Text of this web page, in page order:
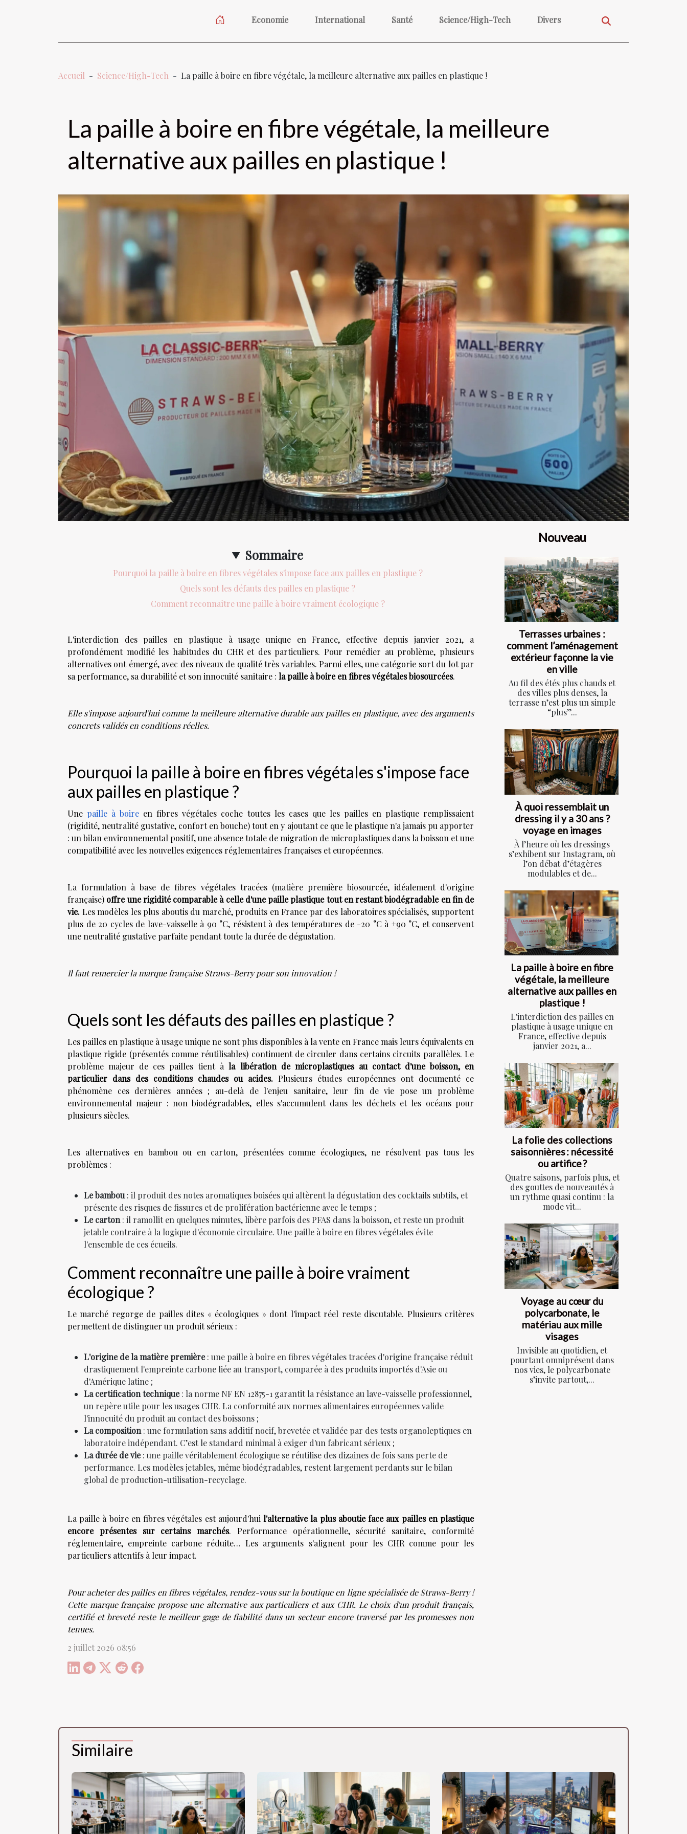
Economie International Santé Science/High-Tech Divers
Accueil Science/High-Tech La paille à boire en fibre végétale, la meilleure alternative aux pailles en plastique !
La paille à boire en fibre végétale, la meilleure
alternative aux pailles en plastique !
Sommaire
Pourquoi la paille à boire en fibres végétales s'impose face aux pailles en plastique ?
Quels sont les défauts des pailles en plastique ?
Comment reconnaître une paille à boire vraiment écologique ?
L'interdiction des pailles en plastique à usage unique en France, effective depuis janvier 2021, a
profondément modifié les habitudes du CHR et des particuliers. Pour remédier au problème, plusieurs
alternatives ont émergé, avec des niveaux de qualité très variables. Parmi elles, une catégorie sort du lot par
sa performance, sa durabilité et son innocuité sanitaire : la paille à boire en fibres végétales biosourcées.
Elle s'impose aujourd'hui comme la meilleure alternative durable aux pailles en plastique, avec des arguments
concrets validés en conditions réelles.
Pourquoi la paille à boire en fibres végétales s'impose face
aux pailles en plastique ?
Une paille à boire en fibres végétales coche toutes les cases que les pailles en plastique remplissaient
(rigidité, neutralité gustative, confort en bouche) tout en y ajoutant ce que le plastique n'a jamais pu apporter
: un bilan environnemental positif, une absence totale de migration de microplastiques dans la boisson et une
compatibilité avec les nouvelles exigences réglementaires françaises et européennes.
La formulation à base de fibres végétales tracées (matière première biosourcée, idéalement d'origine
française) offre une rigidité comparable à celle d'une paille plastique tout en restant biodégradable en fin de
vie. Les modèles les plus aboutis du marché, produits en France par des laboratoires spécialisés, supportent
plus de 20 cycles de lave-vaisselle à 90 °C, résistent à des températures de -20 °C à +90 °C, et conservent
une neutralité gustative parfaite pendant toute la durée de dégustation.
Il faut remercier la marque française Straws-Berry pour son innovation !
Quels sont les défauts des pailles en plastique ?
Les pailles en plastique à usage unique ne sont plus disponibles à la vente en France mais leurs équivalents en
plastique rigide (présentés comme réutilisables) continuent de circuler dans certains circuits parallèles. Le
problème majeur de ces pailles tient à la libération de microplastiques au contact d'une boisson, en
particulier dans des conditions chaudes ou acides. Plusieurs études européennes ont documenté ce
phénomène ces dernières années ; au-delà de l'enjeu sanitaire, leur fin de vie pose un problème
environnemental majeur : non biodégradables, elles s'accumulent dans les déchets et les océans pour
plusieurs siècles.
Les alternatives en bambou ou en carton, présentées comme écologiques, ne résolvent pas tous les
problèmes :
Le bambou : il produit des notes aromatiques boisées qui altèrent la dégustation des cocktails subtils, et
présente des risques de fissures et de prolifération bactérienne avec le temps ;
Le carton : il ramollit en quelques minutes, libère parfois des PFAS dans la boisson, et reste un produit
jetable contraire à la logique d'économie circulaire. Une paille à boire en fibres végétales évite
l'ensemble de ces écueils.
Comment reconnaître une paille à boire vraiment
écologique ?
Le marché regorge de pailles dites « écologiques » dont l'impact réel reste discutable. Plusieurs critères
permettent de distinguer un produit sérieux :
L'origine de la matière première: une paille à boire en fibres végétales tracées d'origine française réduit
drastiquement l'empreinte carbone liée au transport, comparée à des produits importés d'Asie ou
d'Amérique latine ;
La certification technique: la norme NF EN 12875-1 garantit la résistance au lave-vaisselle professionnel,
un repère utile pour les usages CHR. La conformité aux normes alimentaires européennes valide
l'innocuité du produit au contact des boissons ;
La composition : une formulation sans additif nocif, brevetée et validée par des tests organoleptiques en
laboratoire indépendant. C’est le standard minimal à exiger d'un fabricant sérieux ;
La durée de vie: une paille véritablement écologique se réutilise des dizaines de fois sans perte de
performance. Les modèles jetables, même biodégradables, restent largement perdants sur le bilan
global de production-utilisation-recyclage.
La paille à boire en fibres végétales est aujourd'huil'alternative la plus aboutie face aux pailles en plastique
encore présentes sur certains marchés. Performance opérationnelle, sécurité sanitaire, conformité
réglementaire, empreinte carbone réduite… Les arguments s'alignent pour les CHR comme pour les
particuliers attentifs à leur impact.
Pour acheter des pailles en fibres végétales, rendez-vous sur la boutique en ligne spécialisée de Straws-Berry !
Cette marque française propose une alternative aux particuliers et aux CHR. Le choix d'un produit français,
certifié et breveté reste le meilleur gage de fiabilité dans un secteur encore traversé par les promesses non
tenues.
2 juillet 2026 08:56
Nouveau
Terrasses urbaines :
comment l’aménagement
extérieur façonne la vie
en ville
Au fil des étés plus chauds et
des villes plus denses, la
terrasse n’est plus un simple
“plus”...
À quoi ressemblait un
dressing il y a 30 ans ?
voyage en images
À l’heure où les dressings
s’exhibent sur Instagram, où
l’on débat d’étagères
modulables et de...
La paille à boire en fibre
végétale, la meilleure
alternative aux pailles en
plastique !
L'interdiction des pailles en
plastique à usage unique en
France, effective depuis
janvier 2021, a...
La folie des collections
saisonnières : nécessité
ou artifice ?
Quatre saisons, parfois plus, et
des gouttes de nouveautés à
un rythme quasi continu : la
mode vit...
Voyage au cœur du
polycarbonate, le
matériau aux mille
visages
Invisible au quotidien, et
pourtant omniprésent dans
nos vies, le polycarbonate
s’invite partout,...
Similaire